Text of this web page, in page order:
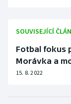
Short track
Sportovní
Stolní tenis
SOUVISEJÍCÍ
Fotbal fokus
Morávka a
15. 8. 2022